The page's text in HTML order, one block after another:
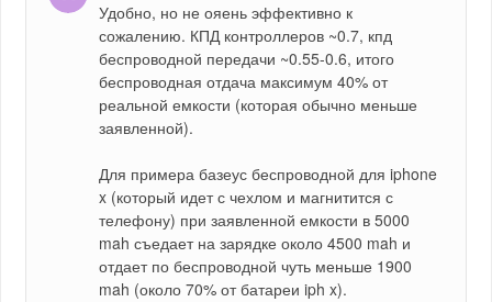
Удобно, но не ояень эффективно к
сожалению. КПД контроллеров ~0.7, кпд
беспроводной передачи ~0.55-0.6, итого
беспроводная отдача максимум 40% от
реальной емкости (которая обычно меньше
заявленной).
Для примера базеус беспроводной для iphone
x (который идет с чехлом и магнитится с
телефону) при заявленной емкости в 5000
mah съедает на зарядке около 4500 mah и
отдает по беспроводной чуть меньше 1900
mah (около 70% от батареи iph x).